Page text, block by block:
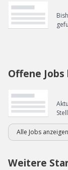
Offene Jobs
Alle Jobs anzeigen
Weitere